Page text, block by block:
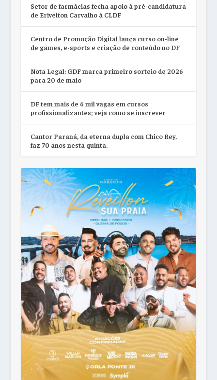
Setor de farmácias fecha apoio à pré-candidatura
de Erivelton Carvalho à CLDF
Centro de Promoção Digital lança curso on-line
de games, e-sports e criação de conteúdo no DF
Nota Legal: GDF marca primeiro sorteio de 2026
para 20 de maio
DF tem mais de 6 mil vagas em cursos
profissionalizantes; veja como se inscrever
Cantor Paraná, da eterna dupla com Chico Rey,
faz 70 anos nesta quinta.